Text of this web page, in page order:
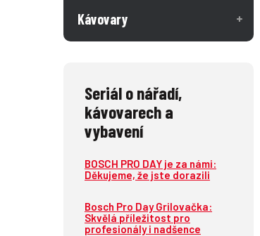
Kávovary
Seriál o nářadí,
kávovarech a
vybavení
BOSCH PRO DAY je za námi:
Děkujeme, že jste dorazili
Bosch Pro Day Grilovačka:
Skvělá příležitost pro
profesionály i nadšence